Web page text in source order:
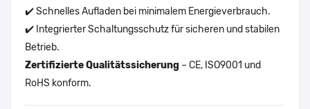
✔️ Schnelles Aufladen bei minimalem Energieverbrauch.
✔️ Integrierter Schaltungsschutz für sicheren und stabilen
Betrieb.
Zertifizierte Qualitätssicherung – CE, ISO9001 und
RoHS konform.